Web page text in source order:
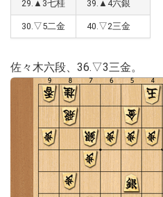
29.▲3七桂 39.▲4六銀
30.▽5二金 40.▽2三金
佐々木六段、36.▽3三金。